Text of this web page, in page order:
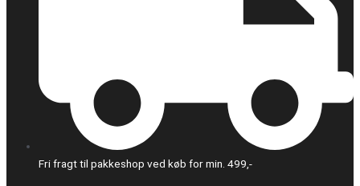
Fri fragt til pakkeshop ved køb for min. 499,-